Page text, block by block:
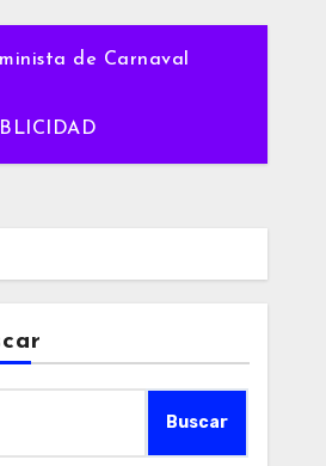
de Carnaval
Buscar